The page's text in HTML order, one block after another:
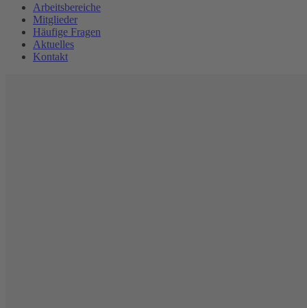
Arbeitsbereiche
Mitglieder
Häufige Fragen
Aktuelles
Kontakt